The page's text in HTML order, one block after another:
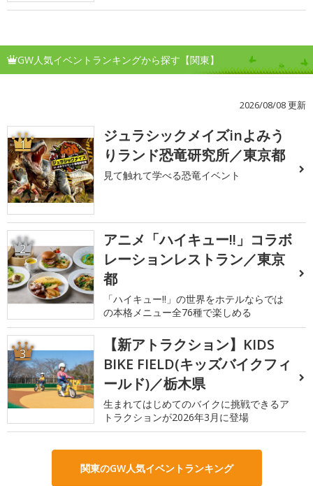
GW人気イベントランキングから探す【関東】
2026/08/08 更新
1
ジュラシックメイズinよみう
りランド恐竜研究所／東京都
見て触れて学べる恐竜イベント
2
アニメ「ハイキュー!!」コラボ
レーションレストラン／東京
都
「ハイキュー!!」の世界をホテルならでは
の本格メニュー全76種で楽しめる
3
【新アトラクション】KIDS
BIKE FIELD(キッズバイクフィ
ールド)／栃木県
生まれてはじめてのバイクに挑戦できるア
トラクションが2026年3月に登場
関東のGW人気イベントランキング